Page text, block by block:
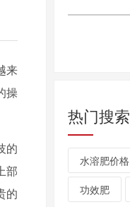
来
操
的
部
的
热门搜索
水溶肥价格
功效肥